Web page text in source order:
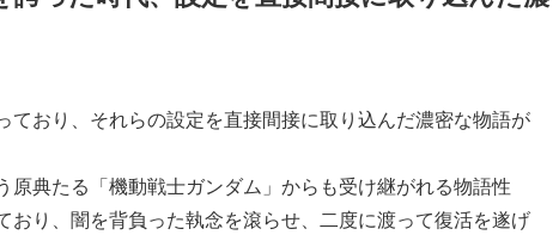
おり、それらの設定を直接間接に取り込んだ濃密な物語が
原典たる「機動戦士ガンダム」からも受け継がれる物語性
り、闇を背負った執念を滾らせ、二度に渡って復活を遂げ